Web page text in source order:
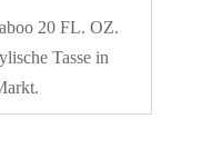
20 FL. OZ.
Tasse in